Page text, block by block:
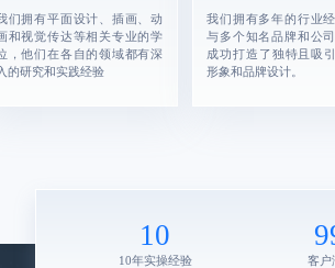
们拥有平面设计、插画、动
和视觉传达等相关专业的学
，他们在各自的领域都有深
入的研究和实践经验
我们拥有多年的行业
与多个知名品牌和公
成功打造了独特且吸
形象和品牌设计。
10
10年实操经验 客户